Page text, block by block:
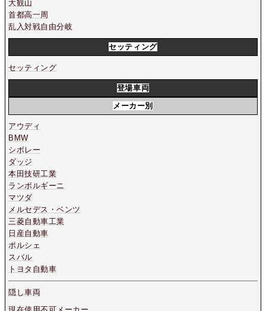
大観山
首都高一周
乱入対戦自由分岐
セッティング
セッティング
登場車両
メーカー別
アウディ
BMW
シボレー
ダッジ
本田技研工業
ランボルギーニ
マツダ
メルセデス・ベンツ
三菱自動車工業
日産自動車
ポルシェ
スバル
トヨタ自動車
隠し車両